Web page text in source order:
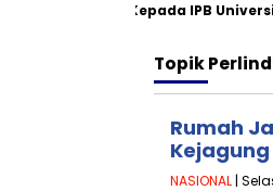
Dukungan Kepada IPB
Topik
Rumah
NASIONAL |